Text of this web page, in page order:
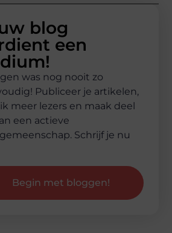
blog
een
was nog nooit zo
Publiceer je artikelen,
meer lezers en maak deel
een actieve
Schrijf je nu
Begin met bloggen!